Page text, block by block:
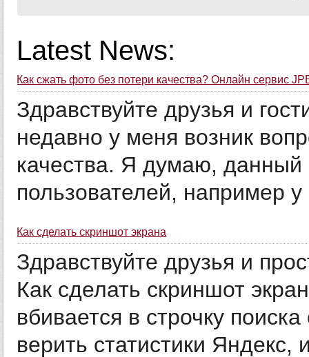
Latest News:
Как сжать фото без потери качества? Онлайн сервис
Здравствуйте друзья и
недавно у меня возник
качества. Я думаю, данный
пользователей, например
Как сделать скриншот экрана
Здравствуйте друзья и
Как сделать скриншот
вбивается в строчку
верить статистики Яндекс,